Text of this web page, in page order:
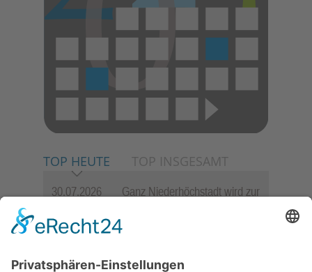
TOP HEUTE TOP INSGESAMT
30.07.2026
Ganz Niederhöchstadt wird zur
06.08.2026
Jugendchor Hochtaunus
Programm „Changes“